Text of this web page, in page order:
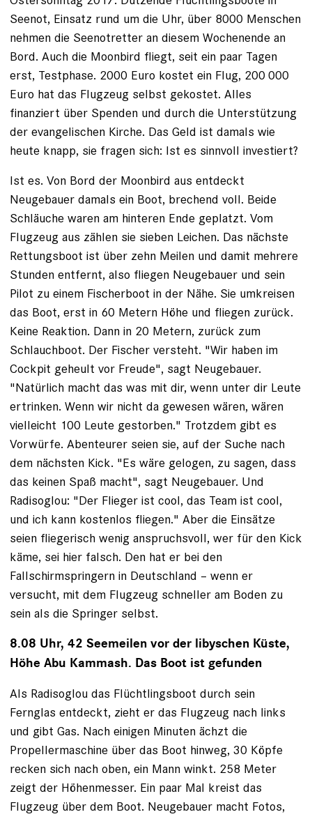
Seenot, Einsatz rund um die Uhr, über 8000 Menschen
nehmen die Seenotretter an diesem Wochenende an
Bord. Auch die Moonbird fliegt, seit ein paar Tagen
erst, Testphase. 2000 Euro kostet ein Flug, 200 000
Euro hat das Flugzeug selbst gekostet. Alles
finanziert über Spenden und durch die Unterstützung
der evangelischen Kirche. Das Geld ist damals wie
heute knapp, sie fragen sich: Ist es sinnvoll investiert?
Ist es. Von Bord der Moonbird aus entdeckt
Neugebauer damals ein Boot, brechend voll. Beide
Schläuche waren am hinteren Ende geplatzt. Vom
Flugzeug aus zählen sie sieben Leichen. Das nächste
Rettungsboot ist über zehn Meilen und damit mehrere
Stunden entfernt, also fliegen Neugebauer und sein
Pilot zu einem Fischerboot in der Nähe. Sie umkreisen
das Boot, erst in 60 Metern Höhe und fliegen zurück.
Keine Reaktion. Dann in 20 Metern, ­zurück zum
Schlauchboot. Der Fischer versteht. "Wir haben im
Cockpit geheult vor Freude", sagt Neugebauer.
"Natürlich macht das was mit dir, wenn unter dir Leute
ertrinken. Wenn wir nicht da gewesen wären, wären
vielleicht 100 Leute gestorben." Trotzdem gibt es
Vorwürfe. Abenteurer seien sie, auf der Suche nach
dem nächsten Kick. "Es wäre gelogen, zu sagen, dass
das keinen Spaß macht", sagt Neugebauer. Und
Radisoglou: "Der Flieger ist cool, das Team ist cool,
und ich kann kostenlos fliegen." Aber die Einsätze
seien fliegerisch wenig anspruchsvoll, wer für den Kick
käme, sei hier falsch. Den hat er bei den
Fallschirmspringern in Deutschland – wenn er
versucht, mit dem Flugzeug schneller am Boden zu
sein als die Springer selbst.
8.08 Uhr, 42 Seemeilen vor der libyschen Küste,
Höhe Abu Kammash. Das Boot ist gefunden
Als Radisoglou das Flüchtlingsboot durch sein
Fernglas entdeckt, zieht er das Flugzeug nach links
und gibt Gas. Nach einigen Minuten ächzt die
Propellermaschine über das Boot hinweg, 30 Köpfe
recken sich nach oben, ein Mann winkt. 258 Meter
zeigt der Höhenmesser. Ein paar Mal kreist das
Flugzeug über dem Boot. Neugebauer macht Fotos,